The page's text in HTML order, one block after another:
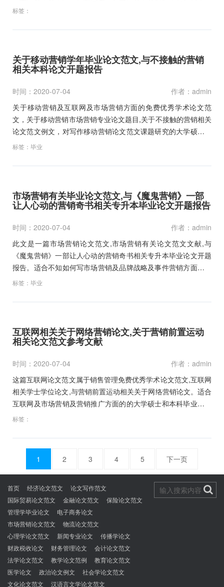
士、本科毕业论文开题报告范文和文献综述及职称论文的作为参
标签：
关于移动营销学年毕业论文范文,与不接触的营销
相关本科论文开题报告
时间：2020-07-04
作者：admin
关于移动营销及互联网及市场营销方面的免费优秀学术论文范
文，关于移动营销市场营销专业论文题目,关于不接触的营销相关
论文范文例文，对写作移动营销论文范文课题研究的大学硕士、
本科毕业论文开题报告范文和文献综述及职称论文参考文献资料
标签： 毕业
市场营销有关毕业论文范文,与《魔鬼营销》一部
让人心动的营销奇书相关专升本毕业论文开题报告
时间：2020-07-04
作者：admin
此文是一篇市场营销论文范文,市场营销有关论文范文文献,与
《魔鬼营销》一部让人心动的营销奇书相关专升本毕业论文开题
报告。适合不知如何写市场营销及品牌战略及事件营销方面的销
售管理专业大学硕士和本科毕业论文以及市场营销类开题报告范
标签： 毕业
互联网相关关于网络营销论文,关于营销前置运动
相关论文范文参考文献
时间：2020-07-04
作者：admin
这篇互联网论文范文属于销售管理免费优秀学术论文范文,互联网
相关学士学位论文,与营销前置运动相关关于网络营销论文。适合
互联网及市场营销及营销推广方面的的大学硕士和本科毕业论文
以及互联网相关开题报告范文和职称论文写作参考文献资料下
标签：
文
章
导
航
1 2 3 4 5 下一页
首页 经济论文范文
论文写作范文
国际贸易论文范文
金融论文范文
保险论文范文
管理学毕业论文
电子商务论文
市场营销论文范文
物流论文范文
心理学论文范文
新闻专业论文
传播学论文
财政税收论文
财务管理论文
会计论文范文
法学论文范文
教学论文范例
教育论文范文
医学论文
政治论文例文
社会学论文范文
文化论文范文
汉语言文学论文范文